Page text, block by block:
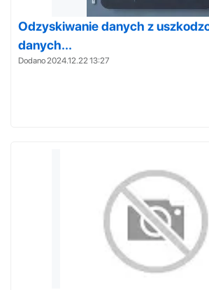
Odzyskiwanie danych z
danych...
Dodano 2024.12.22 13:27